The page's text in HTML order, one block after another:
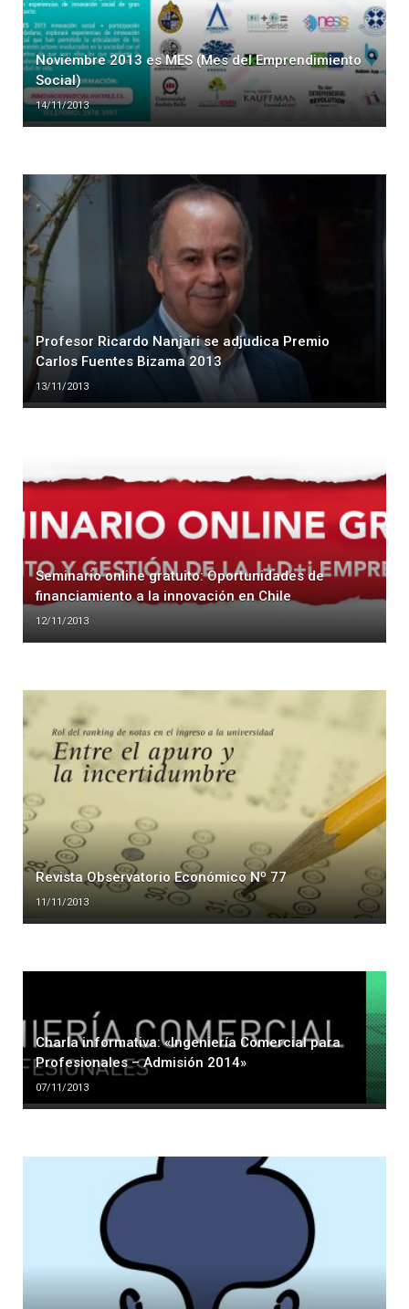
Noviembre 2013 es MES (Mes del Emprendimiento
Social)
14/11/2013
Profesor Ricardo Nanjari se adjudica Premio
Carlos Fuentes Bizama 2013
13/11/2013
Seminario online gratuito: Oportunidades de
financiamiento a la innovación en Chile
12/11/2013
Revista Observatorio Económico Nº 77
11/11/2013
Charla informativa: «Ingeniería Comercial para
Profesionales – Admisión 2014»
07/11/2013